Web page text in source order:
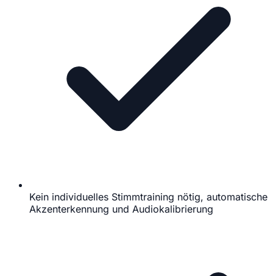
Kein individuelles Stimmtraining nötig, automatische
Akzenterkennung und Audiokalibrierung